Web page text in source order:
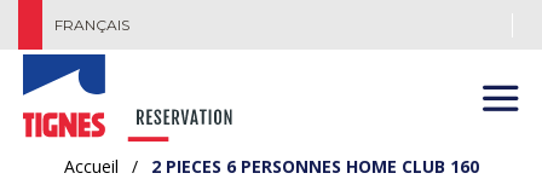
FRANÇAIS
Accueil / 2 PIECES 6 PERSONNES HOME CLUB 160